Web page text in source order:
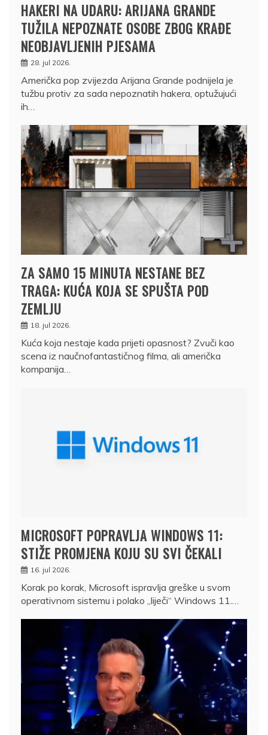
HAKERI NA UDARU: ARIJANA GRANDE
TUŽILA NEPOZNATE OSOBE ZBOG KRAĐE
NEOBJAVLJENIH PJESAMA
28. jul 2026.
Američka pop zvijezda Arijana Grande podnijela je
tužbu protiv za sada nepoznatih hakera, optužujući
ih…
ZA SAMO 15 MINUTA NESTANE BEZ
TRAGA: KUĆA KOJA SE SPUŠTA POD
ZEMLJU
18. jul 2026.
Kuća koja nestaje kada prijeti opasnost? Zvuči kao
scena iz naučnofantastičnog filma, ali američka
kompanija…
MICROSOFT POPRAVLJA WINDOWS 11:
STIŽE PROMJENA KOJU SU SVI ČEKALI
16. jul 2026.
Korak po korak, Microsoft ispravlja greške u svom
operativnom sistemu i polako „liječi“ Windows 11.…